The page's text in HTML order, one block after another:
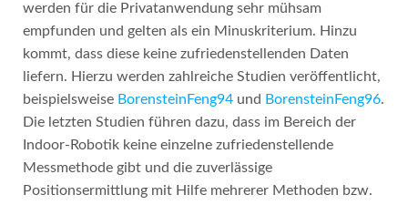
werden für die Privatanwendung sehr mühsam
empfunden und gelten als ein Minuskriterium. Hinzu
kommt, dass diese keine zufriedenstellenden Daten
liefern. Hierzu werden zahlreiche Studien veröffentlicht,
beispielsweise BorensteinFeng94und BorensteinFeng96.
Die letzten Studien führen dazu, dass im Bereich der
Indoor-Robotik keine einzelne zufriedenstellende
Messmethode gibt und die zuverlässige
Positionsermittlung mit Hilfe mehrerer Methoden bzw.